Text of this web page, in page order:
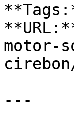
motor-
---